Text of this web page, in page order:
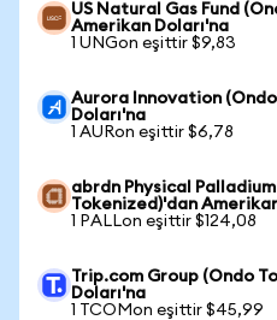
US Natural Gas Fund
Amerikan Doları'na
1 UNGon eşittir $9,83
Aurora Innovation
Doları'na
1 AURon eşittir $6,78
abrdn Physical
Tokenized)'dan
1 PALLon eşittir $124,08
Trip.com Group (Ondo
Doları'na
1 TCOMon eşittir $45,99